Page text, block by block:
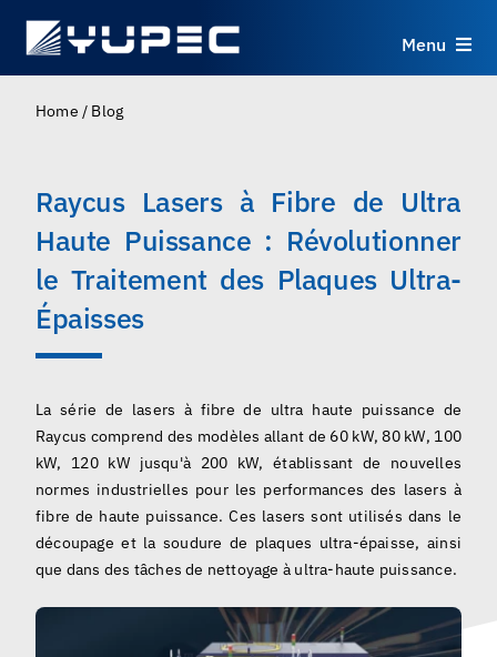
Menu
Applications
Contact
Français
Home / Blog
Raycus Lasers à Fibre de Ultra
Haute Puissance : Révolutionner
le Traitement des Plaques Ultra-
Épaisses
La série de lasers à fibre de ultra haute puissance de
Raycus comprend des modèles allant de 60 kW, 80 kW, 100
kW, 120 kW jusqu'à 200 kW, établissant de nouvelles
normes industrielles pour les performances des lasers à
fibre de haute puissance. Ces lasers sont utilisés dans le
découpage et la soudure de plaques ultra-épaisse, ainsi
que dans des tâches de nettoyage à ultra-haute puissance.